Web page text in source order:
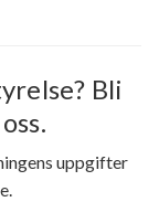
Bli
uppgifter